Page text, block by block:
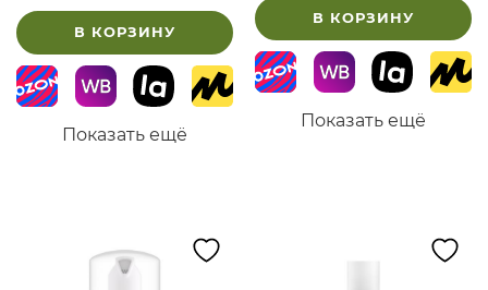
В КОРЗИНУ
Показать ещё
В КОРЗИНУ
Показать ещё